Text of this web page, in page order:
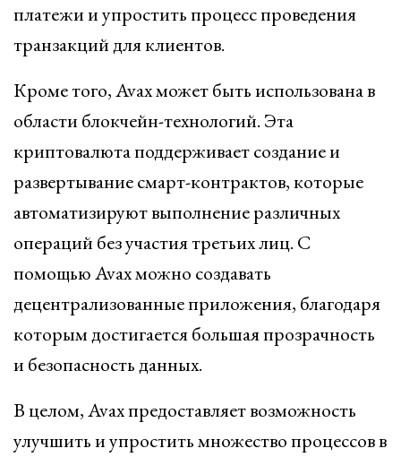
платежи и упростить процесс проведения
транзакций для клиентов.
Кроме того, Avax может быть использована в
области блокчейн-технологий. Эта
криптовалюта поддерживает создание и
развертывание смарт-контрактов, которые
автоматизируют выполнение различных
операций без участия третьих лиц. С
помощью Avax можно создавать
децентрализованные приложения, благодаря
которым достигается большая прозрачность
и безопасность данных.
В целом, Avax предоставляет возможность
улучшить и упростить множество процессов в